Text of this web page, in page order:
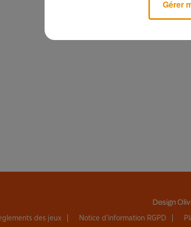
Design
des jeux Notice d’information RGPD
Gérer